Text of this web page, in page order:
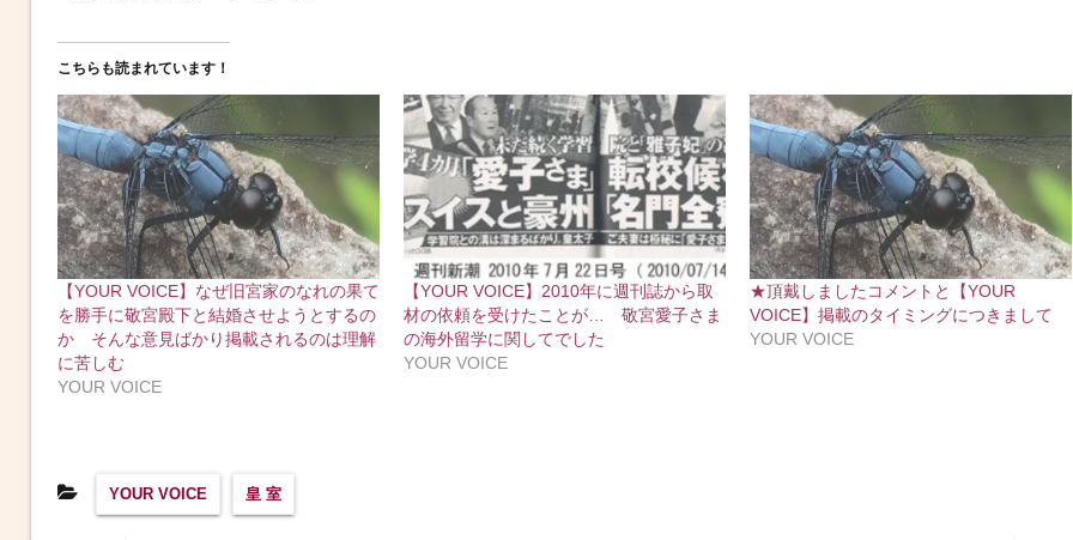
こちらも読まれています！
【YOUR VOICE】なぜ旧宮家のなれの果て
を勝手に敬宮殿下と結婚させようとするの
か そんな意見ばかり掲載されるのは理解
に苦しむ
YOUR VOICE
【YOUR VOICE】2010年に週刊誌から取
材の依頼を受けたことが… 敬宮愛子さま
の海外留学に関してでした
YOUR VOICE
★頂戴しましたコメントと【YOUR
VOICE】掲載のタイミングにつきまして
YOUR VOICE
YOUR VOICE 皇 室